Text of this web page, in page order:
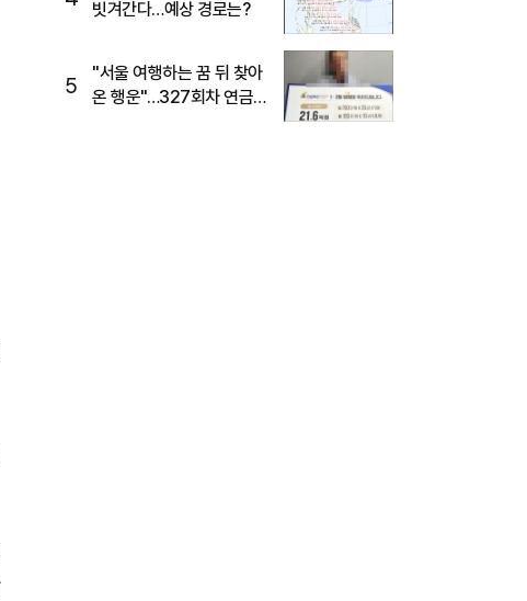
빗겨간다…예상 경로는?
5
"서울 여행하는 꿈 뒤 찾아
온 행운"…327회차 연금